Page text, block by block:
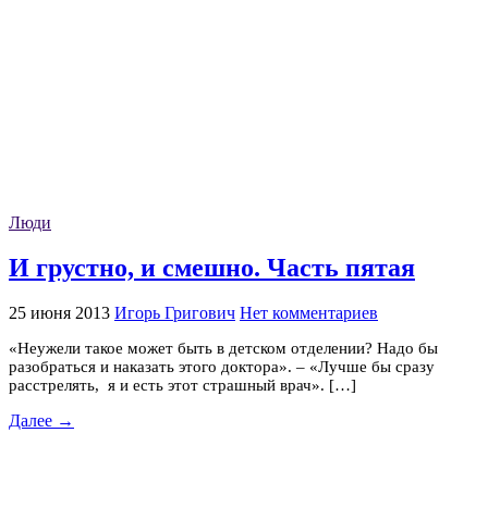
Люди
И грустно, и смешно. Часть пятая
25 июня 2013 Игорь Григович Нет комментариев
«Неужели такое может быть в детском отделении? Надо бы
разобраться и наказать этого доктора». – «Лучше бы сразу
расстрелять, я и есть этот страшный врач». […]
Далее →